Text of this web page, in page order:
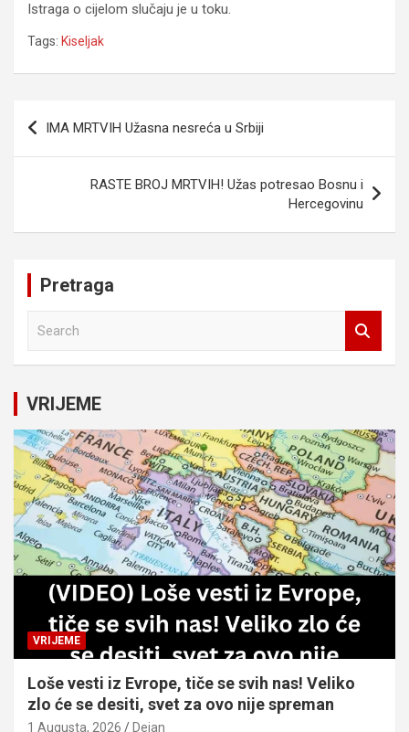
Istraga o cijelom slučaju je u toku.
Tags: Kiseljak
Navigacija
članaka
IMA MRTVIH Užasna nesreća u Srbiji
RASTE BROJ MRTVIH! Užas potresao Bosnu i
Hercegovinu
Pretraga
c
h
VRIJEME
VRIJEME
Loše vesti iz Evrope, tiče se svih nas! Veliko
zlo će se desiti, svet za ovo nije spreman
1 Augusta, 2026 Dejan